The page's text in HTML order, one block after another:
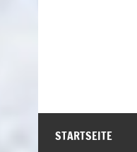
STARTSEITE